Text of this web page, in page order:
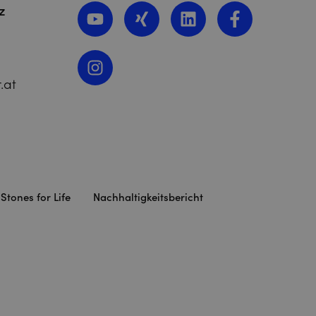
Stones for Life Nachhaltigkeitsbericht